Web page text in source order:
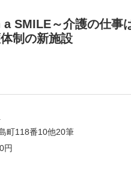
a SMILE～介護の仕
制の新施設
町118番10他20筆
円